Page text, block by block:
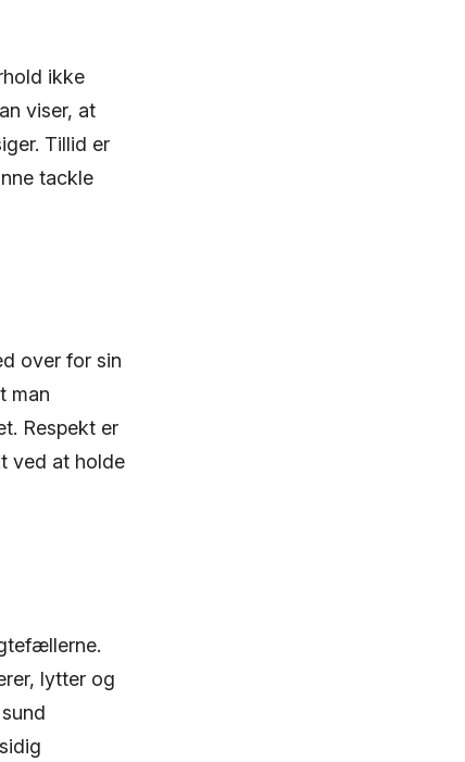
ikke
viser, at
Tillid er
tackle
over for sin
man
Respekt er
ved at holde
lytter og